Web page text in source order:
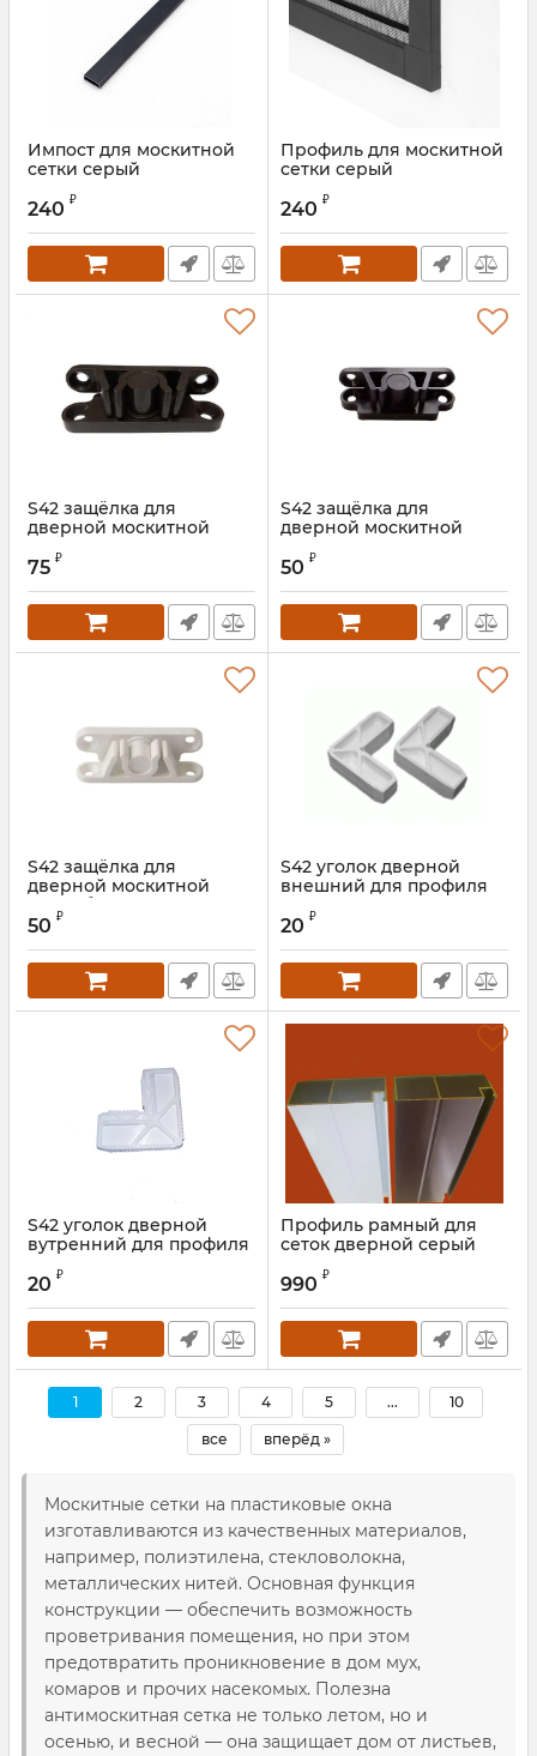
Импост для москитной
сетки серый
240 ₽
Профиль для москитной
сетки серый
240 ₽
S42 защёлка для
дверной москитной
75 ₽
S42 защёлка для
дверной москитной
50 ₽
S42 защёлка для
дверной москитной
сетки белая
50 ₽
S42 уголок дверной
внешний для профиля
20 ₽
S42 уголок дверной
вутренний для профиля
20 ₽
Профиль рамный для
сеток дверной серый
990 ₽
1 2 3 4 5 ... 10
все вперёд »
Москитные сетки на пластиковые окна
изготавливаются из качественных материалов,
например, полиэтилена, стекловолокна,
металлических нитей. Основная функция
конструкции — обеспечить возможность
проветривания помещения, но при этом
предотвратить проникновение в дом мух,
комаров и прочих насекомых. Полезна
антимоскитная сетка не только летом, но и
осенью, и весной — она защищает дом от листьев,